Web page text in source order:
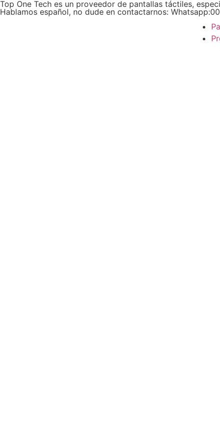
Top One Tech es un proveedor de pantallas táctiles,
Hablamos español, no dude en contactarnos: